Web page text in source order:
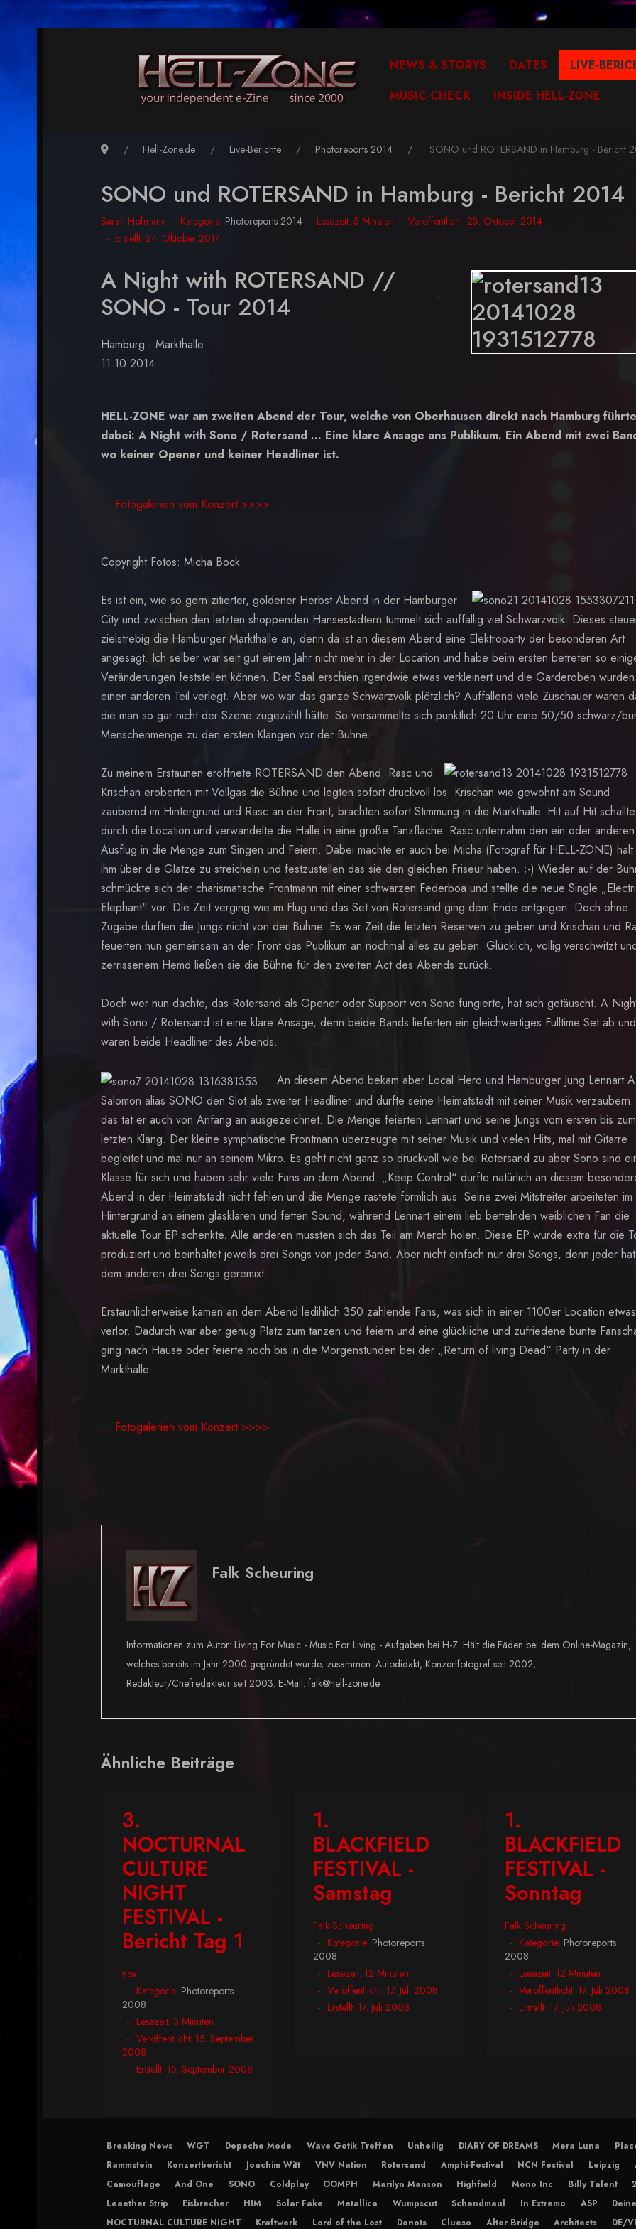
NEWS & STORYS DATES
LIVE-
MUSIC-CHECK
INSIDE HELL-ZONE
Hell-Zone.de Live-Berichte Photoreports 2014 SONO und ROTERSAND in Hamburg - Bericht
SONO und ROTERSAND in Hamburg - Bericht 2014
Sarah Hofmann Kategorie: Photoreports 2014 Lesezeit: 5 Minuten
Veröffentlicht: 23. Oktober 2014
Erstellt: 24. Oktober 2014
A Night with ROTERSAND //
SONO - Tour 2014
Hamburg - Markthalle
11.10.2014
HELL-ZONE war am zweiten Abend der Tour, welche von Oberhausen direkt nach Hamburg
dabei: A Night with Sono / Rotersand ... Eine klare Ansage ans Publikum. Ein Abend mit zwei
wo keiner Opener und keiner Headliner ist.
... Fotogalerien vom Konzert >>>>
Copyright Fotos: Micha Bock
Es ist ein, wie so gern zitierter, goldener Herbst Abend in der Hamburger
City und zwischen den letzten shoppenden Hansestädtern tummelt sich auffällig viel Schwarzvolk. Dieses
zielstrebig die Hamburger Markthalle an, denn da ist an diesem Abend eine Elektroparty der besonderen Art
angesagt. Ich selber war seit gut einem Jahr nicht mehr in der Location und habe beim ersten betreten so
Veränderungen feststellen können. Der Saal erschien irgendwie etwas verkleinert und die Garderoben
einen anderen Teil verlegt. Aber wo war das ganze Schwarzvolk plötzlich? Auffallend viele Zuschauer waren
die man so gar nicht der Szene zugezählt hätte. So versammelte sich pünktlich 20 Uhr eine 50/50 schwarz/
Menschenmenge zu den ersten Klängen vor der Bühne.
Zu meinem Erstaunen eröffnete ROTERSAND den Abend. Rasc und
Krischan eroberten mit Vollgas die Bühne und legten sofort druckvoll los. Krischan wie gewohnt am Sound
zaubernd im Hintergrund und Rasc an der Front, brachten sofort Stimmung in die Markthalle. Hit auf Hit schallte
durch die Location und verwandelte die Halle in eine große Tanzfläche. Rasc unternahm den ein oder anderen
Ausflug in die Menge zum Singen und Feiern. Dabei machte er auch bei Micha (Fotograf für HELL-ZONE) halt
ihm über die Glatze zu streicheln und festzustellen das sie den gleichen Friseur haben. ;-) Wieder auf der
schmückte sich der charismatische Frontmann mit einer schwarzen Federboa und stellte die neue Single
Elephant“ vor. Die Zeit verging wie im Flug und das Set von Rotersand ging dem Ende entgegen. Doch ohne
Zugabe durften die Jungs nicht von der Bühne. Es war Zeit die letzten Reserven zu geben und Krischan und
feuerten nun gemeinsam an der Front das Publikum an nochmal alles zu geben. Glücklich, völlig verschwitzt
zerrissenem Hemd ließen sie die Bühne für den zweiten Act des Abends zurück.
Doch wer nun dachte, das Rotersand als Opener oder Support von Sono fungierte, hat sich getäuscht. A
with Sono / Rotersand ist eine klare Ansage, denn beide Bands lieferten ein gleichwertiges Fulltime Set ab
waren beide Headliner des Abends.
An diesem Abend bekam aber Local Hero und Hamburger Jung Lennart
Salomon alias SONO den Slot als zweiter Headliner und durfte seine Heimatstadt mit seiner Musik
das tat er auch von Anfang an ausgezeichnet. Die Menge feierten Lennart und seine Jungs vom ersten bis zum
letzten Klang. Der kleine symphatische Frontmann überzeugte mit seiner Musik und vielen Hits, mal mit Gitarre
begleitet und mal nur an seinem Mikro. Es geht nicht ganz so druckvoll wie bei Rotersand zu aber Sono sind
Klasse für sich und haben sehr viele Fans an dem Abend. „Keep Control“ durfte natürlich an diesem
Abend in der Heimatstadt nicht fehlen und die Menge rastete förmlich aus. Seine zwei Mitstreiter arbeiteten im
Hintergrund an einem glasklaren und fetten Sound, während Lennart einem lieb bettelnden weiblichen Fan die
aktuelle Tour EP schenkte. Alle anderen mussten sich das Teil am Merch holen. Diese EP wurde extra für die
produziert und beinhaltet jeweils drei Songs von jeder Band. Aber nicht einfach nur drei Songs, denn jeder
dem anderen drei Songs geremixt.
Erstaunlicherweise kamen an dem Abend ledihlich 350 zahlende Fans, was sich in einer 1100er Location etwas
verlor. Dadurch war aber genug Platz zum tanzen und feiern und eine glückliche und zufriedene bunte
ging nach Hause oder feierte noch bis in die Morgenstunden bei der „Return of living Dead“ Party in der
Markthalle.
... Fotogalerien vom Konzert >>>>
Falk Scheuring
Informationen zum Autor: Living For Music - Music For Living - Aufgaben bei H-Z: Hält die Fäden bei dem Online-Magazin,
welches bereits im Jahr 2000 gegründet wurde, zusammen. Autodidakt, Konzertfotograf seit 2002,
Redakteur/Chefredakteur seit 2003. E-Mail: falk@hell-zone.de
Ähnliche Beiträge
3.
NOCTURNAL
CULTURE
NIGHT
FESTIVAL -
Bericht Tag 1
nox
Kategorie: Photoreports
2008
Lesezeit: 3 Minuten
Veröffentlicht: 15. September
2008
Erstellt: 15. September 2008
1.
BLACKFIELD
FESTIVAL -
Samstag
Falk Scheuring
Kategorie: Photoreports
2008
Lesezeit: 12 Minuten
Veröffentlicht: 17. Juli 2008
Erstellt: 17. Juli 2008
1.
BLACKFIELD
FESTIVAL -
Sonntag
Falk Scheuring
Kategorie: Photoreports
2008
Lesezeit: 12 Minuten
Veröffentlicht: 17. Juli 2008
Erstellt: 17. Juli 2008
Breaking News WGT Depeche Mode Wave Gotik Treffen Unheilig DIARY OF DREAMS Mera Luna
Rammstein
Konzertbericht Joachim Witt VNV Nation Rotersand Amphi-Festival NCN Festival Leipzig
Camouflage
And One SONO Coldplay OOMPH Marilyn Manson Highfield Mono Inc Billy Talent
Leaether Strip
Eisbrecher HIM Solar Fake Metallica Wumpscut Schandmaul In Extremo ASP
NOCTURNAL CULTURE NIGHT
Kraftwerk Lord of the Lost Donots Clueso Alter Bridge Architects DE/